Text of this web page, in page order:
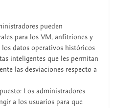
pueden
para los VM, anfitriones y
los datos operativos históricos
inteligentes que les permitan
las desviaciones respecto a
Los administradores
a los usuarios para que